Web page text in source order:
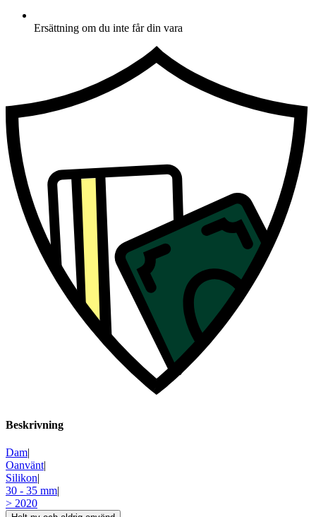
Ersättning om du inte får din vara
Beskrivning
Dam|
Oanvänt|
Silikon|
30 - 35 mm|
> 2020